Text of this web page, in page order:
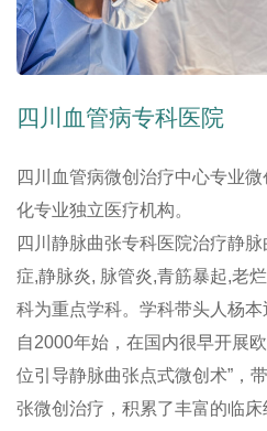
四川血管病专科医院
四川血管病微创治疗中心专业
化专业独立医疗机构。
四川静脉曲张专科医院治疗静
症,静脉炎, 脉管炎,青筋暴起,老
科为重点学科。学科带头人杨本
自2000年始，在国内很早开展
位引导静脉曲张点式微创术”，
张微创治疗，积累了丰富的临